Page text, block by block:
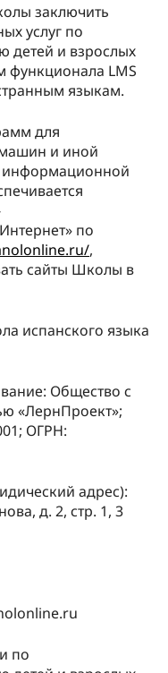
заключить
услуг по
детей и взрослых
функционала LMS
языкам.
для
и иной
по
,
сайты Школы в
испанского языка
Общество с
«ЛернПроект»;
ОГРН:
адрес):
д. 2, стр. 1, 3
по